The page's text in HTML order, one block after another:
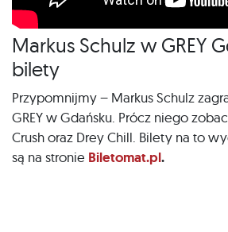
Markus Schulz w GREY
bilety
Przypomnijmy – Markus Schulz
GREY w Gdańsku. Prócz niego
Crush oraz Drey Chill. Bilety na to
są na stronie Biletomat.pl.